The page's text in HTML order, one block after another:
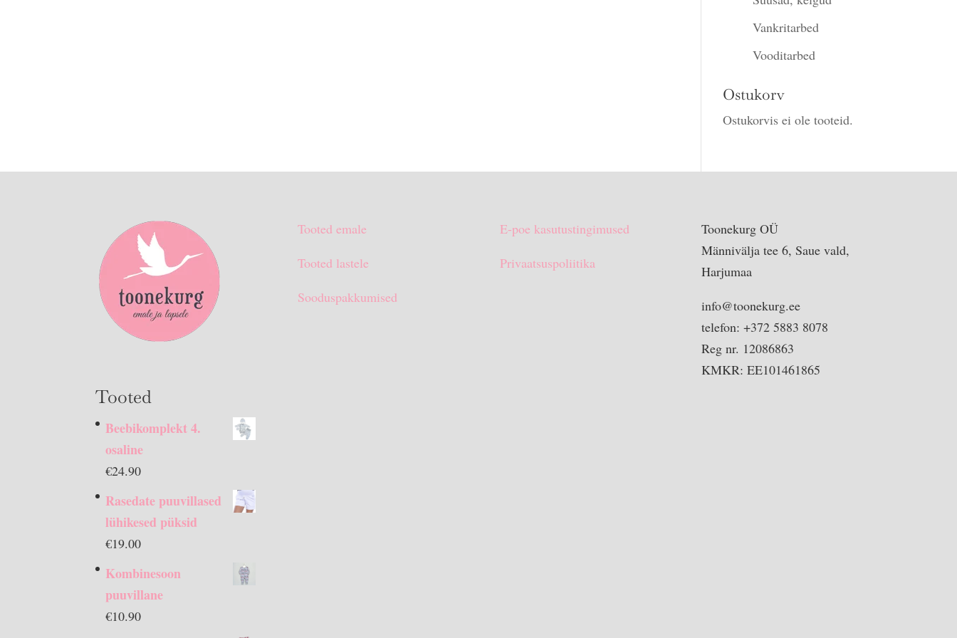
Vankritarbed
Vooditarbed
Ostukorv
Ostukorvis ei ole tooteid.
Tooted
Beebikomplekt 4.
osaline
€24.90
Rasedate puuvillased
lühikesed püksid
€19.00
Kombinesoon
puuvillane
€10.90
Tooted emale
Tooted lastele
Sooduspakkumised
E-poe kasutustingimused
Privaatsuspoliitika
Toonekurg OÜ
Männivälja tee 6, Saue vald,
Harjumaa
info@toonekurg.ee
telefon: +372 5883 8078
Reg nr. 12086863
KMKR: EE101461865